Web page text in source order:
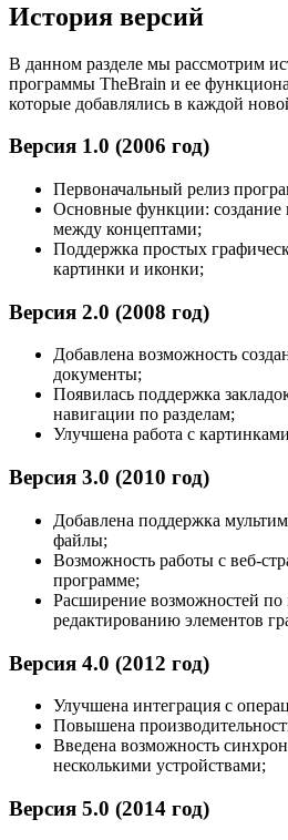
История версий
В данном разделе мы рассмотрим
программы TheBrain и ее
которые добавлялись в каждой
Версия 1.0 (2006 год)
Первоначальный релиз
Основные функции: создание
между концептами;
Поддержка простых
картинки и иконки;
Версия 2.0 (2008 год)
Добавлена возможность
документы;
Появилась поддержка
навигации по разделам;
Улучшена работа с
Версия 3.0 (2010 год)
Добавлена поддержка
файлы;
Возможность работы с веб-
программе;
Расширение возможностей
редактированию элементов
Версия 4.0 (2012 год)
Улучшена интеграция с
Повышена
Введена возможность
несколькими устройствами;
Версия 5.0 (2014 год)